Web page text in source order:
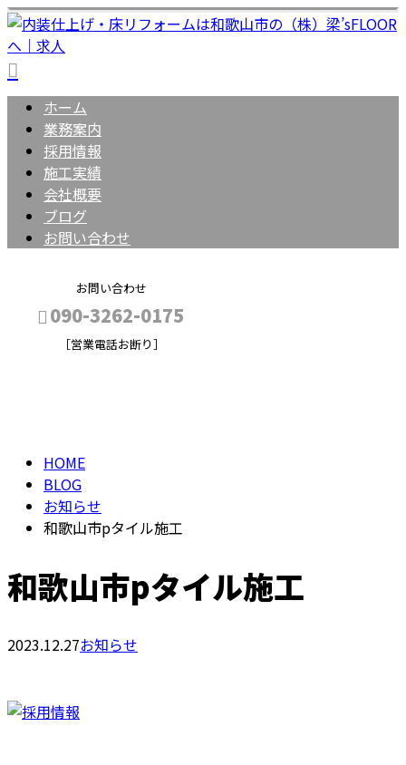
ホーム
業務案内
採用情報
施工実績
会社概要
ブログ
お問い合わせ
お問い合わせ
090-3262-0175
［営業電話お断り］
HOME
BLOG
お知らせ
和歌山市pタイル施工
和歌山市pタイル施工
2023.12.27お知らせ